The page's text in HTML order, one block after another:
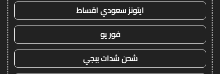
ايتونز سعودي اقساط
فور يو
شحن شدات ببجي